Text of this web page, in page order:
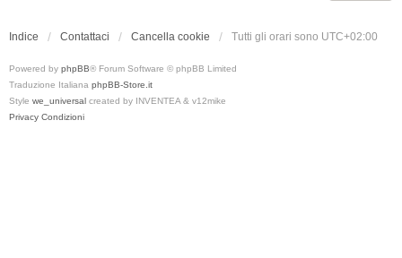
Indice Contattaci Cancella cookie Tutti gli orari sono UTC+02:00
Powered by phpBB® Forum Software © phpBB Limited
Traduzione Italiana phpBB-Store.it
Style we_universal created by INVENTEA & v12mike
Privacy Condizioni